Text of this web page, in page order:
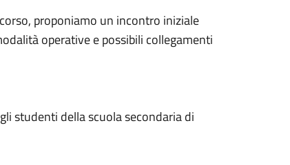
proponiamo un incontro iniziale
operative e possibili collegamenti
studenti della scuola secondaria di